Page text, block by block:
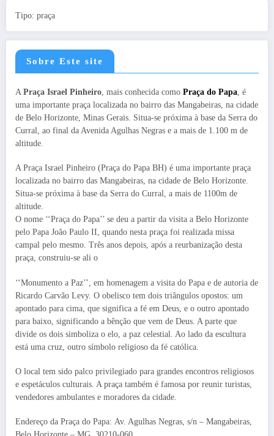
Tipo: praça
Sobre Este site
A Praça Israel Pinheiro, mais conhecida como Praça do Papa, é
uma importante praça localizada no bairro das Mangabeiras, na cidade
de Belo Horizonte, Minas Gerais. Situa-se próxima à base da Serra do
Curral, ao final da Avenida Agulhas Negras e a mais de 1.100 m de
altitude.
A Praça Israel Pinheiro (Praça do Papa BH) é uma importante praça
localizada no bairro das Mangabeiras, na cidade de Belo Horizonte.
Situa-se próxima à base da Serra do Curral, a mais de 1100m de
altitude.
O nome ‘‘Praça do Papa’’ se deu a partir da visita a Belo Horizonte
pelo Papa João Paulo II, quando nesta praça foi realizada missa
campal pelo mesmo. Três anos depois, após a reurbanização desta
praça, construiu-se ali o
‘‘Monumento a Paz’’, em homenagem a visita do Papa e de autoria de
Ricardo Carvão Levy. O obelisco tem dois triângulos opostos: um
apontado para cima, que significa a fé em Deus, e o outro apontado
para baixo, significando a bênção que vem de Deus. A parte que
divide os dois simboliza o elo, a paz celestial. Ao lado da escultura
está uma cruz, outro símbolo religioso da fé católica.
O local tem sido palco privilegiado para grandes encontros religiosos
e espetáculos culturais. A praça também é famosa por reunir turistas,
vendedores ambulantes e moradores da cidade.
Endereço da Praça do Papa: Av. Agulhas Negras, s/n – Mangabeiras,